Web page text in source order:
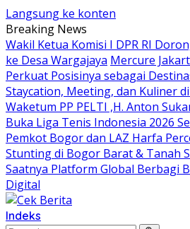
Langsung ke konten
Breaking News
Wakil Ketua Komisi I DPR RI
ke Desa Wargajaya Mercure
Perkuat Posisinya sebagai
Staycation, Meeting, dan Kuliner
Waketum PP PELTI ,H. Anton
Buka Liga Tenis Indonesia 2026
Pemkot Bogor dan LAZ Harfa
Stunting di Bogor Barat & Tanah
Saatnya Platform Global Berbagi
Digital
Indeks